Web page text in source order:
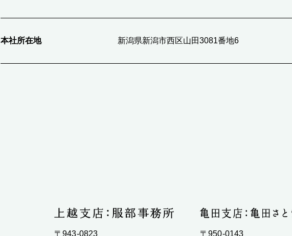
本社所在地 新潟県新潟市西区山田3081番地6
〒943-0823 〒950-0143